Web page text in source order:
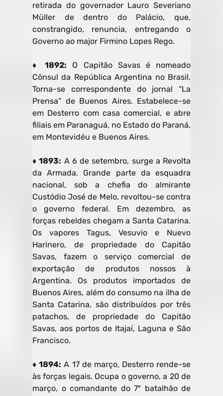
retirada do governador Lauro Severiano
Müller de dentro do Palácio, que,
constrangido, renuncia, entregando o
Governo ao major Firmino Lopes Rego.
♦ 1892: O Capitão Savas é nomeado
Cônsul da República Argentina no Brasil.
Torna-se correspondente do jornal “La
Prensa” de Buenos Aires. Estabelece-se
em Desterro com casa comercial, e abre
filiais em Paranaguá, no Estado do Paraná,
em Montevidéu e Buenos Aires.
♦ 1893: A 6 de setembro, surge a Revolta
da Armada. Grande parte da esquadra
nacional, sob a chefia do almirante
Custódio José de Melo, revoltou-se contra
o governo federal. Em dezembro, as
forças rebeldes chegam a Santa Catarina.
Os vapores Tagus, Vesuvio e Nuevo
Harinero, de propriedade do Capitão
Savas, fazem o serviço comercial de
exportação de produtos nossos à
Argentina. Os produtos importados de
Buenos Aires, além do consumo na ilha de
Santa Catarina, são distribuídos por três
patachos, de propriedade do Capitão
Savas, aos portos de Itajaí, Laguna e São
Francisco.
♦ 1894: A 17 de março, Desterro rende-se
às forças legais. Ocupa o governo, a 20 de
março, o comandante do 7º batalhão de